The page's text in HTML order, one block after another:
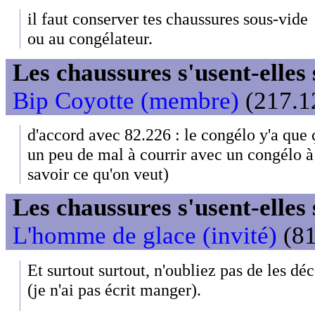
il faut conserver tes chaussures sous-vide
ou au congélateur.
Les chaussures s'usent-
Bip Coyotte (membre)
d'accord avec 82.226 : le congélo y'a
un peu de mal à courrir avec un congélo
savoir ce qu'on veut)
Les chaussures s'usent-
L'homme de glace (invité)
Et surtout surtout, n'oubliez pas de les
(je n'ai pas écrit manger).